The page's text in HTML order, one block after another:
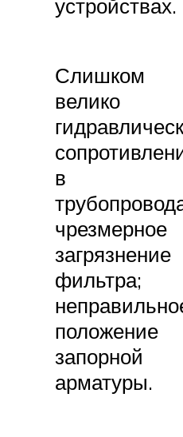
устройствах.
Слишком
велико
в
чрезмерное
загрязнение
фильтра;
положение
запорной
арматуры.